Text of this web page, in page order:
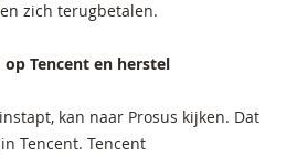
zich terugbetalen.
Tencent en herstel
kan naar Prosus kijken. Dat
Tencent. Tencent